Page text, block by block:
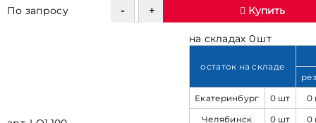
По запросу Купить
на складах 0 шт
остаток на складе
Екатеринбург
0 шт
0
Челябинск
0 шт
0